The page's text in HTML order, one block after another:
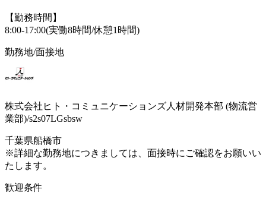
【勤務時間】
8:00-17:00(実働8時間/休憩1時間)
勤務地/面接地
株式会社ヒト・コミュニケーションズ人材開発本部 (物流営
業部)/s2s07LGsbsw
千葉県船橋市
※詳細な勤務地につきましては、面接時にご確認をお願いい
たします。
歓迎条件